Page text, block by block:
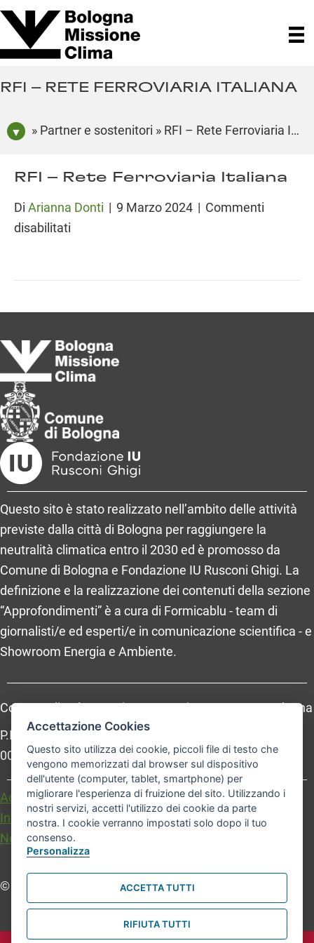
RFI – RETE FERROVIARIA ITALIANA
» Partner e sostenitori » RFI – Rete Ferroviaria Italiana
RFI – Rete Ferroviaria Italiana
Di Arianna Donti | 9 Marzo 2024 | Commenti
disabilitati
Questo sito è stato realizzato nell’ambito delle attività
previste dalla città di Bologna per raggiungere la
neutralità climatica entro il 2030 ed è promosso da
Comune di Bologna e Fondazione IU Rusconi Ghigi. La
definizione e la realizzazione dei contenuti della sezione
“Approfondimenti” è a cura di Formicablu - team di
giornalisti/e ed esperti/e in comunicazione scientifica - e
Showroom Energia e Ambiente.
Comune di Bologna, Piazza Maggiore, 6 - 40124 Bologna
P.Iva: 01232710374 - Cod. IBAN: IT 88 R 02008 02435
000020067156
Accessibilità
Carta dei valori
Informativa sul trattamento dei dati personali
Note legali
© Comune di Bologna. Tutti i diritti riservati.
Accettazione Cookies
Questo sito utilizza dei cookie, piccoli file di testo che
vengono memorizzati dal browser sul dispositivo
dell'utente (computer, tablet, smartphone) per
migliorare l'esperienza di fruizione del sito. Utilizzando i
nostri servizi, accetti l'utilizzo dei cookie da parte
nostra. I cookie verranno impostati solo dopo il tuo
consenso.
Personalizza
ACCETTA TUTTI
RIFIUTA TUTTI